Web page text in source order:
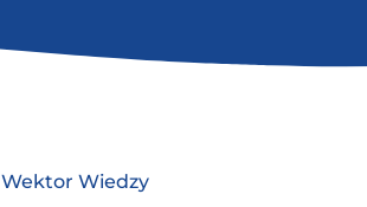
Wektor Wiedzy